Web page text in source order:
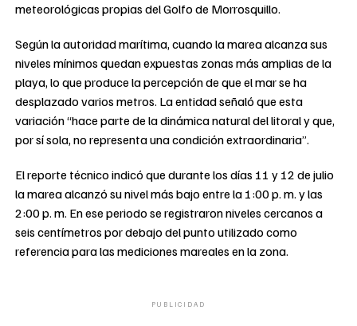
meteorológicas propias del Golfo de Morrosquillo.
Según la autoridad marítima, cuando la marea alcanza sus
niveles mínimos quedan expuestas zonas más amplias de la
playa, lo que produce la percepción de que el mar se ha
desplazado varios metros. La entidad señaló que esta
variación “hace parte de la dinámica natural del litoral y que,
por sí sola, no representa una condición extraordinaria”.
El reporte técnico indicó que durante los días 11 y 12 de julio
la marea alcanzó su nivel más bajo entre la 1:00 p. m. y las
2:00 p. m. En ese periodo se registraron niveles cercanos a
seis centímetros por debajo del punto utilizado como
referencia para las mediciones mareales en la zona.
PUBLICIDAD